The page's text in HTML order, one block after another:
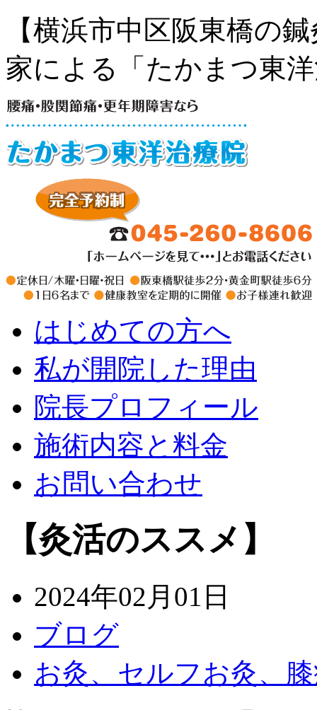
【横浜市中区阪東橋の
家による「たかまつ東
はじめての方へ
私が開院した理由
院長プロフィール
施術内容と料金
お問い合わせ
【灸活のススメ】
2024年02月01日
ブログ
お灸、セルフお灸、